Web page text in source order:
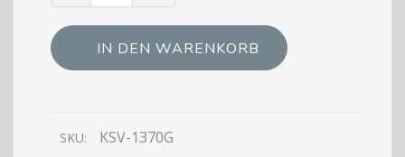
1370G
Kühltheke
Arbeitsplatte
IN DEN WARENKORB
SKU: KSV-1370G